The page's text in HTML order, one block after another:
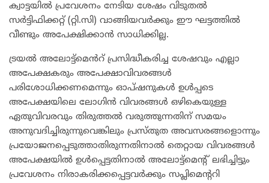
ക്വാട്ടയിൽ പ്രവേശനം നേടിയ ശേഷം വിടുതൽ
സർട്ടിഫിക്കറ്റ് (റ്റി.സി) വാങ്ങിയവർക്കും ഈ ഘട്ടത്തിൽ
വീണ്ടും അപേക്ഷിക്കാൻ സാധിക്കില്ല.
ട്രയൽ അലോട്ട്‌മെൻറ് പ്രസിദ്ധീകരിച്ച ശേഷവും എല്ലാ
അപേക്ഷകരും അപേക്ഷാവിവരങ്ങൾ
പരിശോധിക്കണമെന്നും ഓപ്ഷനുകൾ ഉൾപ്പടെ
അപേക്ഷയിലെ ലോഗിൻ വിവരങ്ങൾ ഒഴികെയുള്ള
ഏതുവിവരവും തിരുത്തൽ വരുത്തുന്നതിന് സമയം
അനുവദിച്ചിരുന്നുവെങ്കിലും പ്രസ്തുത അവസരങ്ങളൊന്നും
പ്രയോജനപ്പെടുത്താതിരുന്നതിനാൽ തെറ്റായ വിവരങ്ങൾ
അപേക്ഷയിൽ ഉൾപ്പെട്ടതിനാൽ അലോട്ട്മെന്റ് ലഭിച്ചിട്ടും
പ്രവേശനം നിരാകരിക്കപ്പെട്ടവർക്കും സപ്ലിമെന്ററി